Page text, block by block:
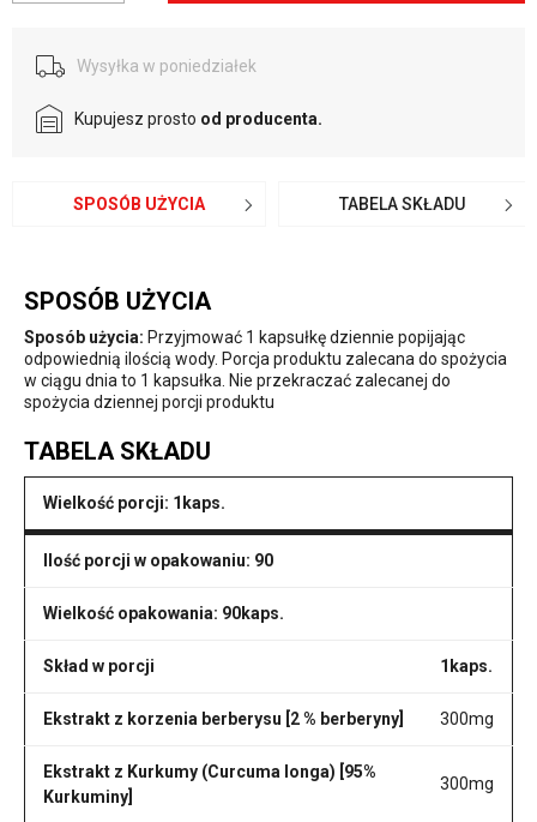
Wysyłka w poniedziałek
Kupujesz prosto od producenta.
SPOSÓB UŻYCIA TABELA SKŁADU
SPOSÓB UŻYCIA
Sposób użycia: Przyjmować 1 kapsułkę dziennie popijając
odpowiednią ilością wody. Porcja produktu zalecana do spożycia
w ciągu dnia to 1 kapsułka. Nie przekraczać zalecanej do
spożycia dziennej porcji produktu
TABELA SKŁADU
Wielkość porcji: 1kaps.
Ilość porcji w opakowaniu: 90
Wielkość opakowania: 90kaps.
Skład w porcji 1kaps.
Ekstrakt z korzenia berberysu [2 % berberyny] 300mg
Ekstrakt z Kurkumy (Curcuma longa) [95%
Kurkuminy]
300mg